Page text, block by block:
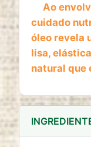
Ao
cuidado
óleo revela
lisa,
natural que